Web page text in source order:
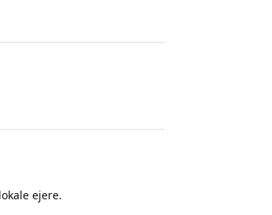
ejere.